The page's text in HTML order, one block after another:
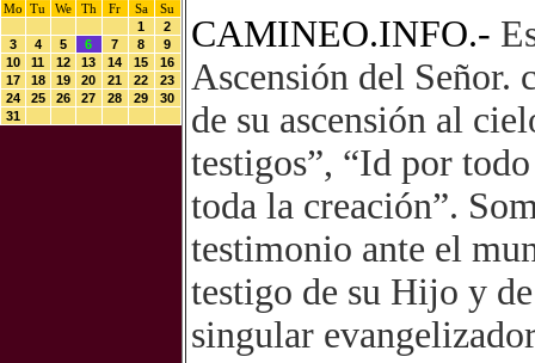
Mo
Tu We Th Fr Sa
Su
1
2
3
4 5 6 7 8
9
10
11 12 13 14 15
16
17
18 19 20 21 22
23
24
25 26 27 28 29
30
31
CAMINEO.INFO.-
Ascensión del Señor.
de su ascensión al
testigos”, “Id por
toda la creación”.
testimonio ante el
testigo de su Hijo y
singular